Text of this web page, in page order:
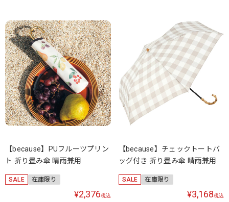
【because】PUフルーツプリン
ト 折り畳み傘 晴雨兼用
SALE 在庫限り
¥2,376税込
【because】チェックトートバ
ッグ付き 折り畳み傘 晴雨兼用
SALE 在庫限り
¥3,168税込